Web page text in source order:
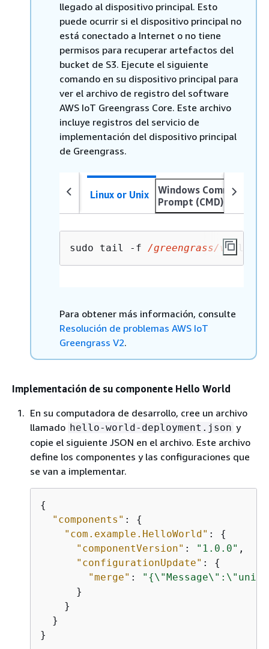
llegado al dispositivo principal. Esto
puede ocurrir si el dispositivo principal no
está conectado a Internet o no tiene
permisos para recuperar artefactos del
bucket de S3. Ejecute el siguiente
comando en su dispositivo principal para
ver el archivo de registro del software
AWS IoT Greengrass Core. Este archivo
incluye registros del servicio de
implementación del dispositivo principal
de Greengrass.
Linux or Unix
Windows Command
Prompt (CMD)
sudo tail -f /greengrass/v2/logs/
Para obtener más información, consulte
Resolución de problemas AWS IoT
Greengrass V2.
Implementación de su componente Hello World
En su computadora de desarrollo, cree un archivo
llamado hello-world-deployment.json y
copie el siguiente JSON en el archivo. Este archivo
define los componentes y las configuraciones que
se van a implementar.
{
"components" : {
"com.example.HelloWorld" : {
"componentVersion" : "1.0.0" ,
"configurationUpdate" : {
"merge" : " {
      }
    }
  }
}